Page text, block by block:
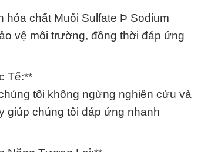
hóa chất Muối Sulfate Þ Sodium
vệ môi trường, đồng thời đáp ứng
Tế:**
tôi không ngừng nghiên cứu và
giúp chúng tôi đáp ứng nhanh